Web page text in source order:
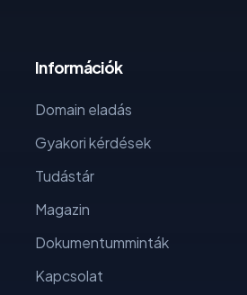
Információk
Domain eladás
Gyakori kérdések
Tudástár
Magazin
Dokumentumminták
Kapcsolat